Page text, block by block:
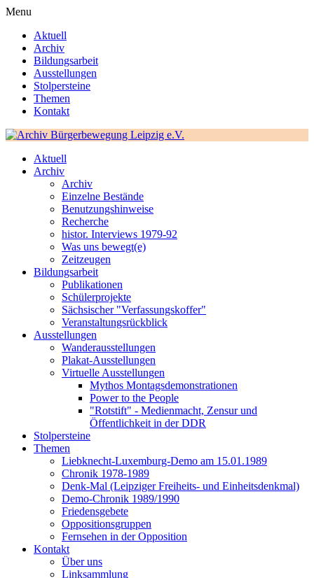
Menu
Aktuell
Archiv
Bildungsarbeit
Ausstellungen
Stolpersteine
Themen
Kontakt
Aktuell
Archiv
Archiv
Einzelne Bestände
Benutzungshinweise
Recherche
histor. Interviews 1979-92
Was uns bewegt(e)
Zeitzeugen
Bildungsarbeit
Publikationen
Schülerprojekte
Sächsischer "Verfassungskoffer"
Veranstaltungsrückblick
Ausstellungen
Wanderausstellungen
Plakat-Ausstellungen
Virtuelle Ausstellungen
Mythos Montagsdemonstrationen
Power to the People
"Rotstift" - Medienmacht, Zensur und
Öffentlichkeit in der DDR
Stolpersteine
Themen
Liebknecht-Luxemburg-Demo am 15.01.1989
Chronik 1978-1989
Denk-Mal (Leipziger Freiheits- und Einheitsdenkmal)
Demo-Chronik 1989/1990
Friedensgebete
Oppositionsgruppen
Fernsehen in der Opposition
Kontakt
Über uns
Linksammlung